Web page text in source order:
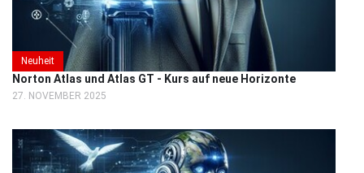
Neuheit
Norton Atlas und Atlas GT - Kurs auf neue Horizonte
27. NOVEMBER 2025